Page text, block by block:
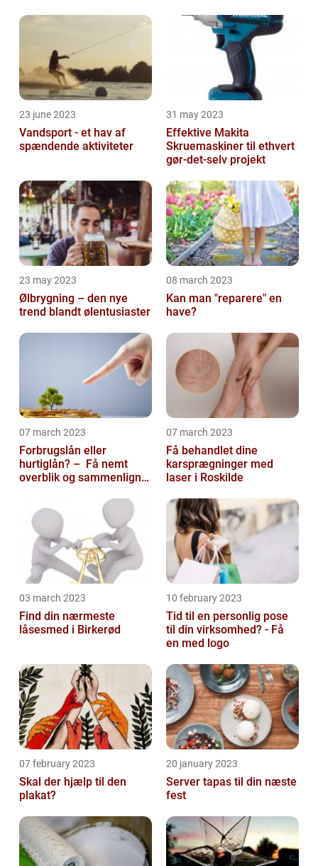
23 june 2023
Vandsport - et hav af
spændende aktiviteter
31 may 2023
Effektive Makita
Skruemaskiner til ethvert
gør-det-selv projekt
23 may 2023
Ølbrygning – den nye
trend blandt ølentusiaster
08 march 2023
Kan man "reparere" en
have?
07 march 2023
Forbrugslån eller
hurtiglån? – Få nemt
overblik og sammenlign
07 march 2023
Få behandlet dine
karsprægninger med
laser i Roskilde
03 march 2023
Find din nærmeste
låsesmed i Birkerød
10 february 2023
Tid til en personlig pose
til din virksomhed? - Få
en med logo
07 february 2023
Skal der hjælp til den
plakat?
20 january 2023
Server tapas til din næste
fest